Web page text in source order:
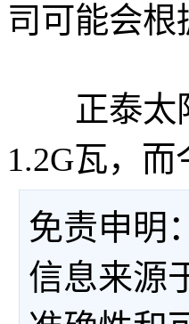
司可能会
正泰太阳
1.2G瓦，
免责申明
信息来源